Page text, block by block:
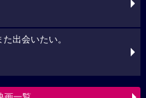
出会いたい。